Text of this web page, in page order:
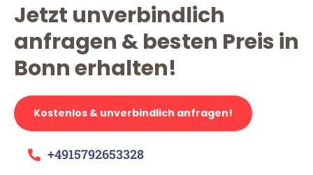
Jetzt unverbindlich
anfragen & besten Preis in
Bonn erhalten!
Kostenlos & unverbindlich anfragen!
+4915792653328